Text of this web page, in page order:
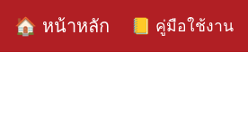
🏠 หน้าหลัก 📒 คู่มือใช้งาน